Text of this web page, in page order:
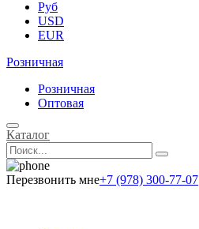
Руб
USD
EUR
Розничная
Розничная
Оптовая
Каталог
Перезвонить мне+7 (978) 300-77-07